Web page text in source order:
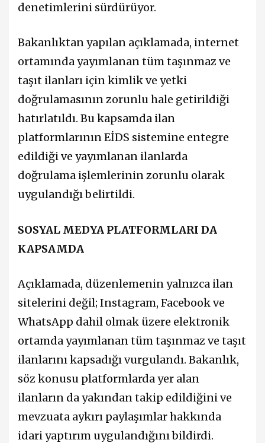
denetimlerini sürdürüyor.
Bakanlıktan yapılan açıklamada, internet
ortamında yayımlanan tüm taşınmaz ve
taşıt ilanları için kimlik ve yetki
doğrulamasının zorunlu hale getirildiği
hatırlatıldı. Bu kapsamda ilan
platformlarının EİDS sistemine entegre
edildiği ve yayımlanan ilanlarda
doğrulama işlemlerinin zorunlu olarak
uygulandığı belirtildi.
SOSYAL MEDYA PLATFORMLARI DA
KAPSAMDA
Açıklamada, düzenlemenin yalnızca ilan
sitelerini değil; Instagram, Facebook ve
WhatsApp dahil olmak üzere elektronik
ortamda yayımlanan tüm taşınmaz ve taşıt
ilanlarını kapsadığı vurgulandı. Bakanlık,
söz konusu platformlarda yer alan
ilanların da yakından takip edildiğini ve
mevzuata aykırı paylaşımlar hakkında
idari yaptırım uygulandığını bildirdi.